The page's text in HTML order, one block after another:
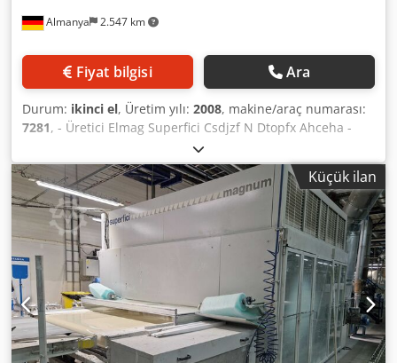
Almanya 2.547 km
Fiyat bilgisi Ara
Durum: ikinci el, Üretim yılı: 2008, makine/araç numarası:
7281, - Üretici Elmag Superfici Csdjzf N Dtopfx Ahceha -
Tip: Magnum 3.2.2 - Üretim yılı: 2008 (2010) - Çalışma
genişliği: 1.350 mm - Çalışma yüksekliği: 900 mm ± 20 mm -
Kumanda tarafı: sağ - Mevcut durum: makine bakımsız -
Çiftli tabanca tahriki - Tabanca kolları ayrı ayrı kontrol
edilebilir - Kuru emiş - Egzoz kapasitesi: 13.500 m³/h -
Bantlı taşıma sistemi - İlerleme hızı sonsuz ayarlanabilir,
18 m/dk'ya kadar - 2 bant temizleme arabası - Bant
temizliği, silindirli temizlik sistemi ile - Bant temizliği,
makinenin arkasında, hareket yönünde - Vernik geri
kazanımı ile - Tabanca kontrolü - Dokunmatik ekranlı PLC
kontrolü - Kurulu renk devreleri: 2 adet - Besleme hava
filtresi tavanı - Uzunluk ~ 6.680 mm - Genişlik 4.455 mm -
Küçük ilan